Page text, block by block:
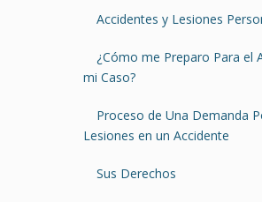
Accidentes y Lesiones
¿Cómo me Preparo Para el
mi Caso?
Proceso de Una Demanda
Lesiones en un Accidente
Sus Derechos